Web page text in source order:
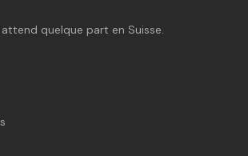
quelque part en Suisse.